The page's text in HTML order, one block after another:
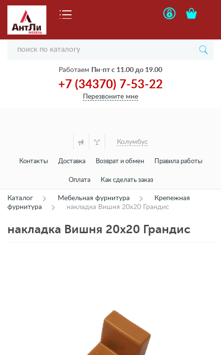
Работаем Пн-пт с 11.00 до 19.00
+7 (34370) 7-53-22
Перезвоните мне
Колумбус
Контакты Доставка Возврат и обмен Правила работы
Оплата Как сделать заказ
Каталог Мебельная фурнитура
Крепежная
фурнитура
накладка Вишня 20х20 Грандис
накладка Вишня 20х20 Грандис